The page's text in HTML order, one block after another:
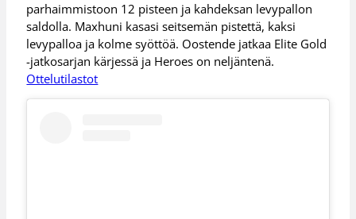
parhaimmistoon 12 pisteen ja kahdeksan levypallon
saldolla. Maxhuni kasasi seitsemän pistettä, kaksi
levypalloa ja kolme syöttöä. Oostende jatkaa Elite Gold
-jatkosarjan kärjessä ja Heroes on neljäntenä.
Ottelutilastot